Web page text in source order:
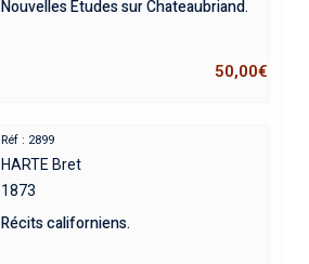
Nouvelles Etudes sur Chateaubriand.
50,00€
Réf : 2899
HARTE Bret
1873
Récits californiens.